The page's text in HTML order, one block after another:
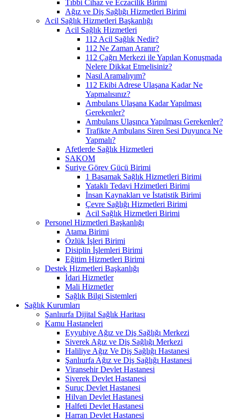
Tıbbi Cihaz ve Eczacilik Birimi
Ağız ve Diş Sağlığı Hizmetleri Birimi
Acil Sağlık Hizmetleri Başkanlığı
Acil Sağlık Hizmetleri
112 Acil Sağlık Nedir?
112 Ne Zaman Aranır?
112 Çağrı Merkezi ile Yapılan Konuşmada
Nelere Dikkat Etmelisiniz?
Nasıl Aramalıyım?
112 Ekibi Adrese Ulaşana Kadar Ne
Yapmalısınız?
Ambulans Ulaşana Kadar Yapılması
Gerekenler?
Ambulans Ulaşınca Yapılması Gerekenler?
Trafikte Ambulans Siren Sesi Duyunca Ne
Yapmalı?
Afetlerde Sağlık Hizmetleri
SAKOM
Suriye Görev Gücü Birimi
1 Basamak Sağlık Hizmetleri Birimi
Yataklı Tedavi Hzimetleri Birimi
İnsan Kaynakları ve İstatistik Birimi
Çevre Sağlığı Hizmetleri Birimi
Acil Sağlık Hizmetleri Birimi
Personel Hizmetleri Başkanlığı
Atama Birimi
Özlük İşleri Birimi
Disiplin İşlemleri Birimi
Eğitim Hizmetleri Birimi
Destek Hizmetleri Başkanlığı
İdari Hizmetler
Mali Hizmetler
Sağlık Bilgi Sistemleri
Sağlık Kurumları
Şanlıurfa Dijital Sağlık Haritası
Kamu Hastaneleri
Eyyubiye Ağız ve Diş Sağlığı Merkezi
Siverek Ağız ve Diş Sağlığı Merkezi
Haliliye Ağız Ve Diş Sağlığı Hastanesi
Şanlıurfa Ağız ve Diş Sağlığı Hastanesi
Viransehir Devlet Hastanesi
Siverek Devlet Hastanesi
Suruç Devlet Hastanesi
Hilvan Devlet Hastanesi
Halfeti Devlet Hastanesi
Harran Devlet Hastanesi